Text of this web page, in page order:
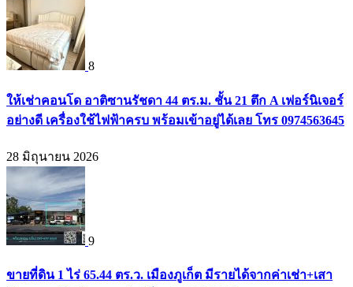
8
ให้เช่าคอนโด อาติซานรัชดา 44 ตร.ม. ชั้น 21 ตึก A เฟอร์นิเจอร์
อย่างดี เครื่องใช้ไฟฟ้าครบ พร้อมเข้าอยู่ได้เลย โทร 0974563645
28 มิถุนายน 2026
9
ขายที่ดิน 1 ไร่ 65.44 ตร.ว. เมืองภูเก็ต มีรายได้จากค่าเช่า+เสา